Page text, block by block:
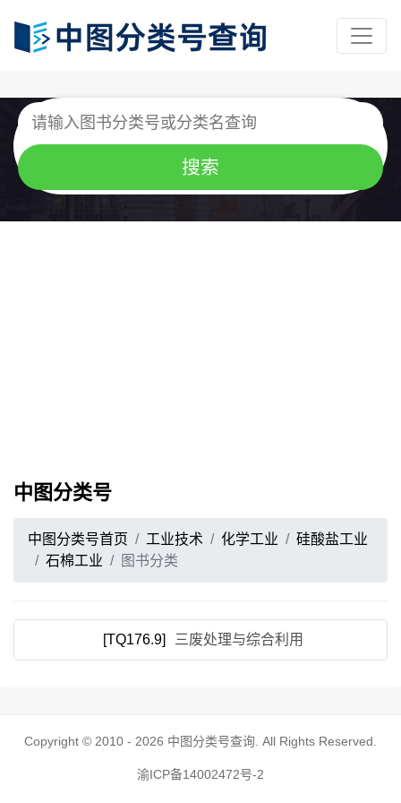
中图分类号
中图分类号首页 工业技术 化学工业
硅酸盐工业
石棉工业
图书分类
[TQ176.9] 三废处理与综合利用
Copyright © 2010 - 2026 中图分类号查询 . All Rights Reserved.
渝ICP备14002472号-2